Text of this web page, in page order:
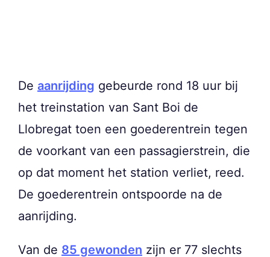
De aanrijding gebeurde rond 18 uur bij
het treinstation van Sant Boi de
Llobregat toen een goederentrein tegen
de voorkant van een passagierstrein, die
op dat moment het station verliet, reed.
De goederentrein ontspoorde na de
aanrijding.
Van de 85 gewonden zijn er 77 slechts